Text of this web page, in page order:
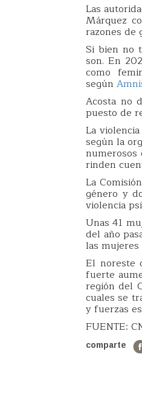
Las
Márquez
razones de
Si bien no
son. En
como
según
Acosta no
puesto de
La
según la
numerosos
rinden
La
género y
violencia
Unas 41
del año
las
El noreste
fuerte
región del
cuales se
y fuerzas
FUENTE:
comparte